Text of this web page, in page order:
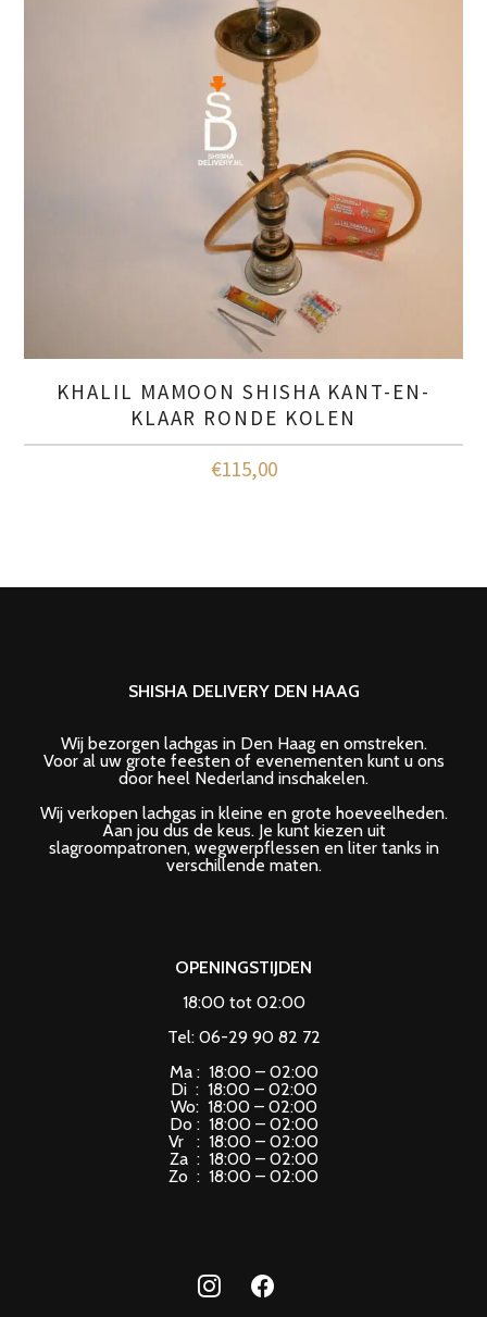
KHALIL MAMOON SHISHA KANT-EN-
KLAAR RONDE KOLEN
€115,00
SHISHA DELIVERY DEN HAAG
Wij bezorgen lachgas in Den Haag en omstreken.
Voor al uw grote feesten of evenementen kunt u ons
door heel Nederland inschakelen.
Wij verkopen lachgas in kleine en grote hoeveelheden.
Aan jou dus de keus. Je kunt kiezen uit
slagroompatronen, wegwerpflessen en liter tanks in
verschillende maten.
OPENINGSTIJDEN
18:00 tot 02:00
Tel: 06-29 90 82 72
Ma : 18:00 – 02:00
Di : 18:00 – 02:00
Wo: 18:00 – 02:00
Do : 18:00 – 02:00
Vr : 18:00 – 02:00
Za : 18:00 – 02:00
Zo : 18:00 – 02:00
instagramfacebook